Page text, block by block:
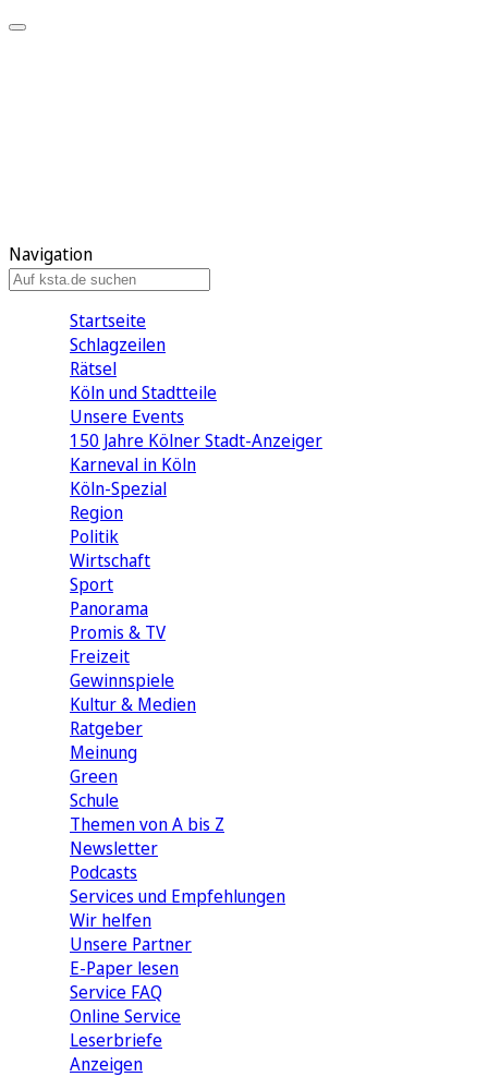
Navigation
Startseite
Schlagzeilen
Rätsel
Köln und Stadtteile
Unsere Events
150 Jahre Kölner Stadt-Anzeiger
Karneval in Köln
Köln-Spezial
Region
Politik
Wirtschaft
Sport
Panorama
Promis & TV
Freizeit
Gewinnspiele
Kultur & Medien
Ratgeber
Meinung
Green
Schule
Themen von A bis Z
Newsletter
Podcasts
Services und Empfehlungen
Wir helfen
Unsere Partner
E-Paper lesen
Service FAQ
Online Service
Leserbriefe
Anzeigen